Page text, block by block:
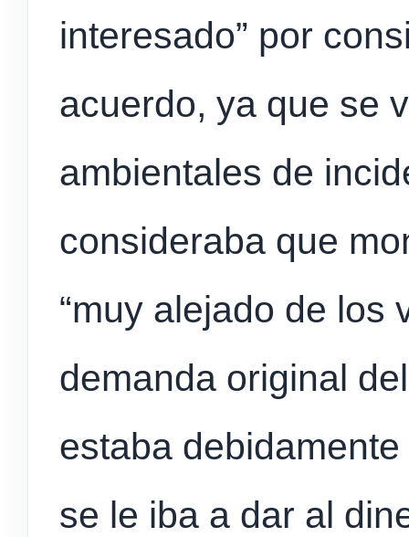
interesado” por
acuerdo, ya que se
ambientales de
consideraba que
“muy alejado de los
demanda original
estaba
se le iba a dar al